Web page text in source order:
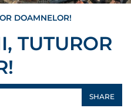
DOAMNELOR!
TUTUROR
SHARE